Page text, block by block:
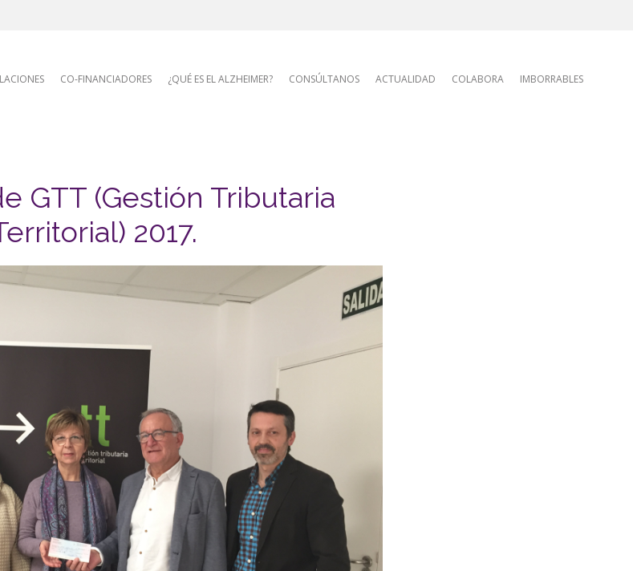
CO-FINANCIADORES ¿QUÉ ES EL ALZHEIMER? CONSÚLTANOS ACTUALIDAD COLABORA IMBORRABLES
GTT (Gestión Tributaria
2017.